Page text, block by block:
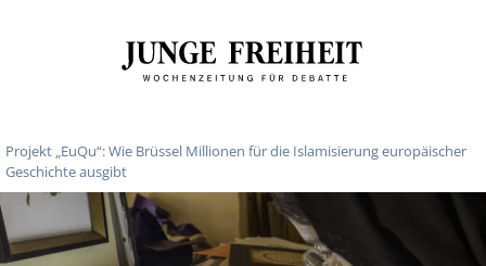
Projekt „EuQu“: Wie Brüssel Millionen für die Islamisierung europäischer
Geschichte ausgibt